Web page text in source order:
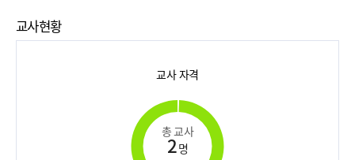
교사현황
교사 자격
총 교사
2명